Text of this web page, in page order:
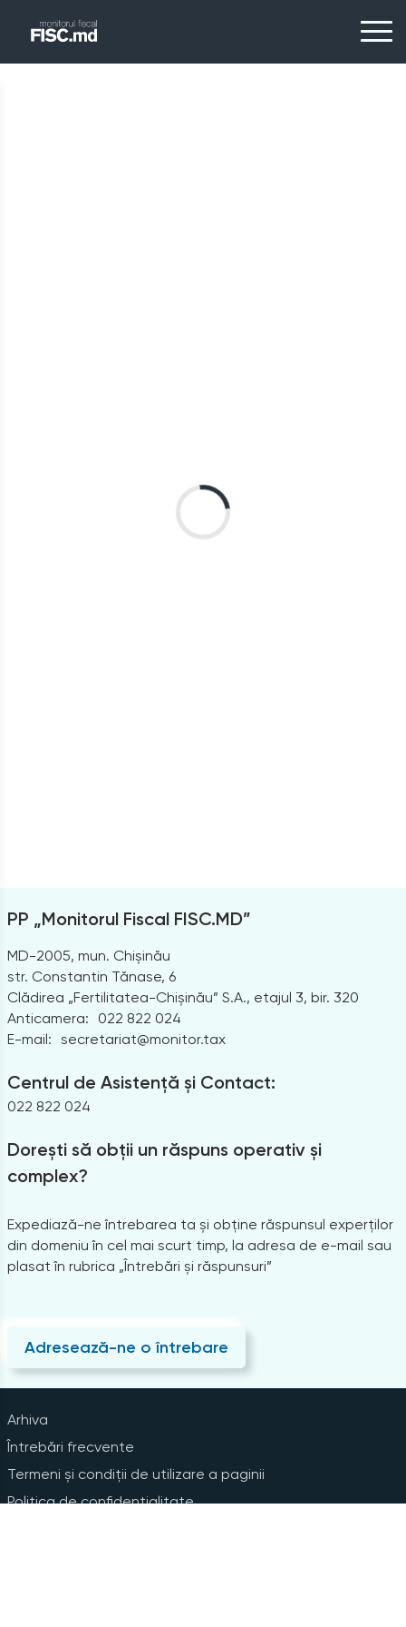
PP „Monitorul Fiscal FISC.MD”
MD-2005, mun. Chișinău
str. Constantin Tănase, 6
Clădirea „Fertilitatea-Chișinău” S.A., etajul 3, bir. 320
Anticamera:
022 822 024
E-mail: secretariat@monitor.tax
Centrul de Asistență și Contact:
022 822 024
Dorești să obții un răspuns operativ și
complex?
Expediază-ne întrebarea ta și obține răspunsul experților
din domeniu în cel mai scurt timp, la adresa de e-mail sau
plasat în rubrica „Întrebări și răspunsuri”
Adresează-ne o întrebare
Arhiva
Întrebări frecvente
Termeni și condiții de utilizare a paginii
Politica de confidențialitate